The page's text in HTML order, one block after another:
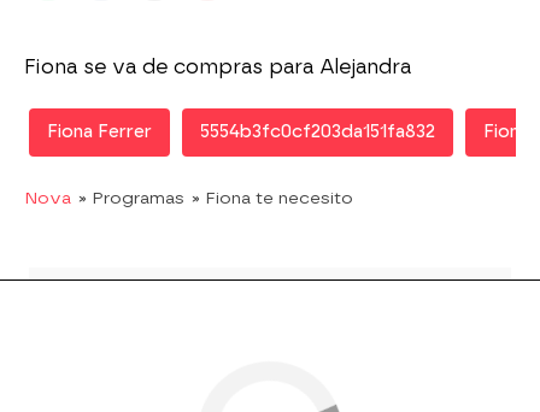
Fiona se va de compras para Alejandra
Fiona Ferrer 5554b3fc0cf203da151fa832 Fiona
Nova » Programas » Fiona te necesito